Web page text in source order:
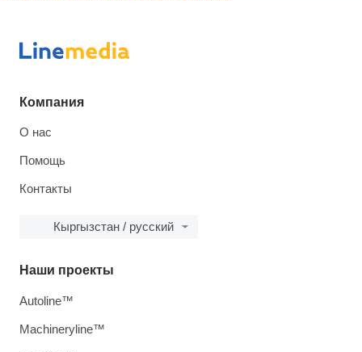
Компания
О нас
Помощь
Контакты
Кыргызстан / русский
Наши проекты
Autoline™
Machineryline™